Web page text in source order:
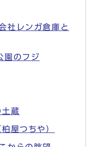
社レンガ倉庫と
園のフジ
蔵
屋つちや）